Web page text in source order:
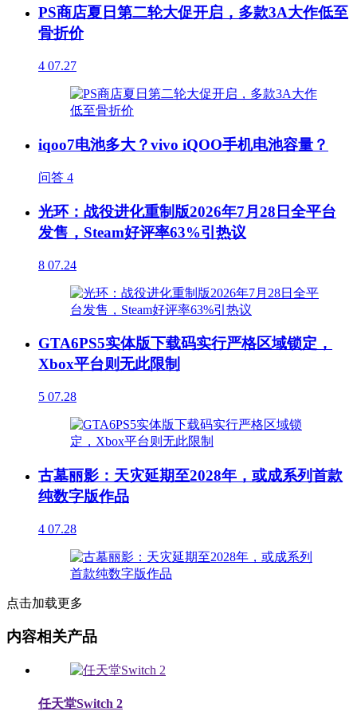
PS商店夏日第二轮大促开启，多款3A大作低至
骨折价
4 07.27
iqoo7电池多大？vivo iQOO手机电池容量？
问答 4
光环：战役进化重制版2026年7月28日全平台
发售，Steam好评率63%引热议
8 07.24
GTA6PS5实体版下载码实行严格区域锁定，
Xbox平台则无此限制
5 07.28
古墓丽影：天灾延期至2028年，或成系列首款
纯数字版作品
4 07.28
点击加载更多
内容相关产品
任天堂Switch 2